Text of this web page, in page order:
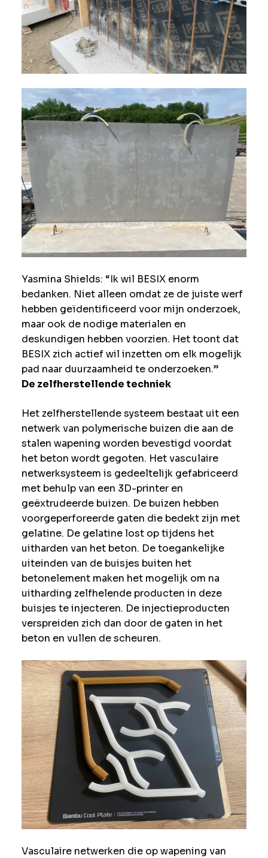
Yasmina Shields: “Ik wil BESIX enorm
bedanken. Niet alleen omdat ze de juiste werf
hebben geïdentificeerd voor mijn onderzoek,
maar ook de nodige materialen en
deskundigen hebben voorzien. Het toont dat
BESIX zich actief wil inzetten om elk mogelijk
pad naar duurzaamheid te onderzoeken.”
De zelfherstellende techniek
Het zelfherstellende systeem bestaat uit een
netwerk van polymerische buizen die aan de
stalen wapening worden bevestigd voordat
het beton wordt gegoten. Het vasculaire
netwerksysteem is gedeeltelijk gefabriceerd
met behulp van een 3D-printer en
geëxtrudeerde buizen. De buizen hebben
voorgeperforeerde gaten die bedekt zijn met
gelatine. De gelatine lost op tijdens het
uitharden van het beton. De toegankelijke
uiteinden van de buisjes buiten het
betonelement maken het mogelijk om na
uitharding zelfhelende producten in deze
buisjes te injecteren. De injectieproducten
verspreiden zich dan door de gaten in het
beton en vullen de scheuren.
Vasculaire netwerken die op wapening van